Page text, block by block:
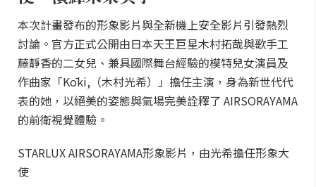
本次計畫發布的形象影片與全新機上安全影片引發熱烈
討論。官方正式公開由日本天王巨星木村拓哉與歌手工
藤靜香的二女兒、兼具國際舞台經驗的模特兒女演員及
作曲家「Kōki,（木村光希）」擔任主演，身為新世代代
表的她，以絕美的姿態與氣場完美詮釋了 AIRSORAYAMA
的前衛視覺體驗。
STARLUX AIRSORAYAMA形象影片，由光希擔任形象大
使